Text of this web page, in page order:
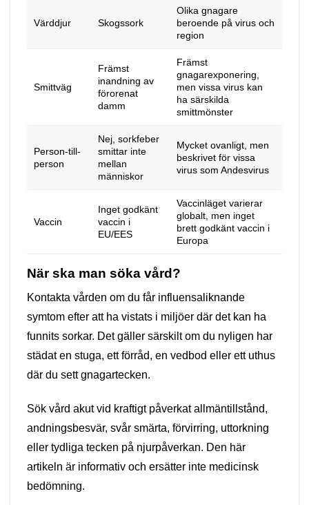
Värddjur Skogssork
Olika gnagare
beroende på virus och
region
Smittväg
Främst
inandning av
förorenat
damm
Främst
gnagarexponering,
men vissa virus kan
ha särskilda
smittmönster
Person-till-
person
Nej, sorkfeber
smittar inte
mellan
människor
Mycket ovanligt, men
beskrivet för vissa
virus som Andesvirus
Vaccin
Inget godkänt
vaccin i
EU/EES
Vaccinläget varierar
globalt, men inget
brett godkänt vaccin i
Europa
När ska man söka vård?
Kontakta vården om du får influensaliknande
symtom efter att ha vistats i miljöer där det kan ha
funnits sorkar. Det gäller särskilt om du nyligen har
städat en stuga, ett förråd, en vedbod eller ett uthus
där du sett gnagartecken.
Sök vård akut vid kraftigt påverkat allmäntillstånd,
andningsbesvär, svår smärta, förvirring, uttorkning
eller tydliga tecken på njurpåverkan. Den här
artikeln är informativ och ersätter inte medicinsk
bedömning.